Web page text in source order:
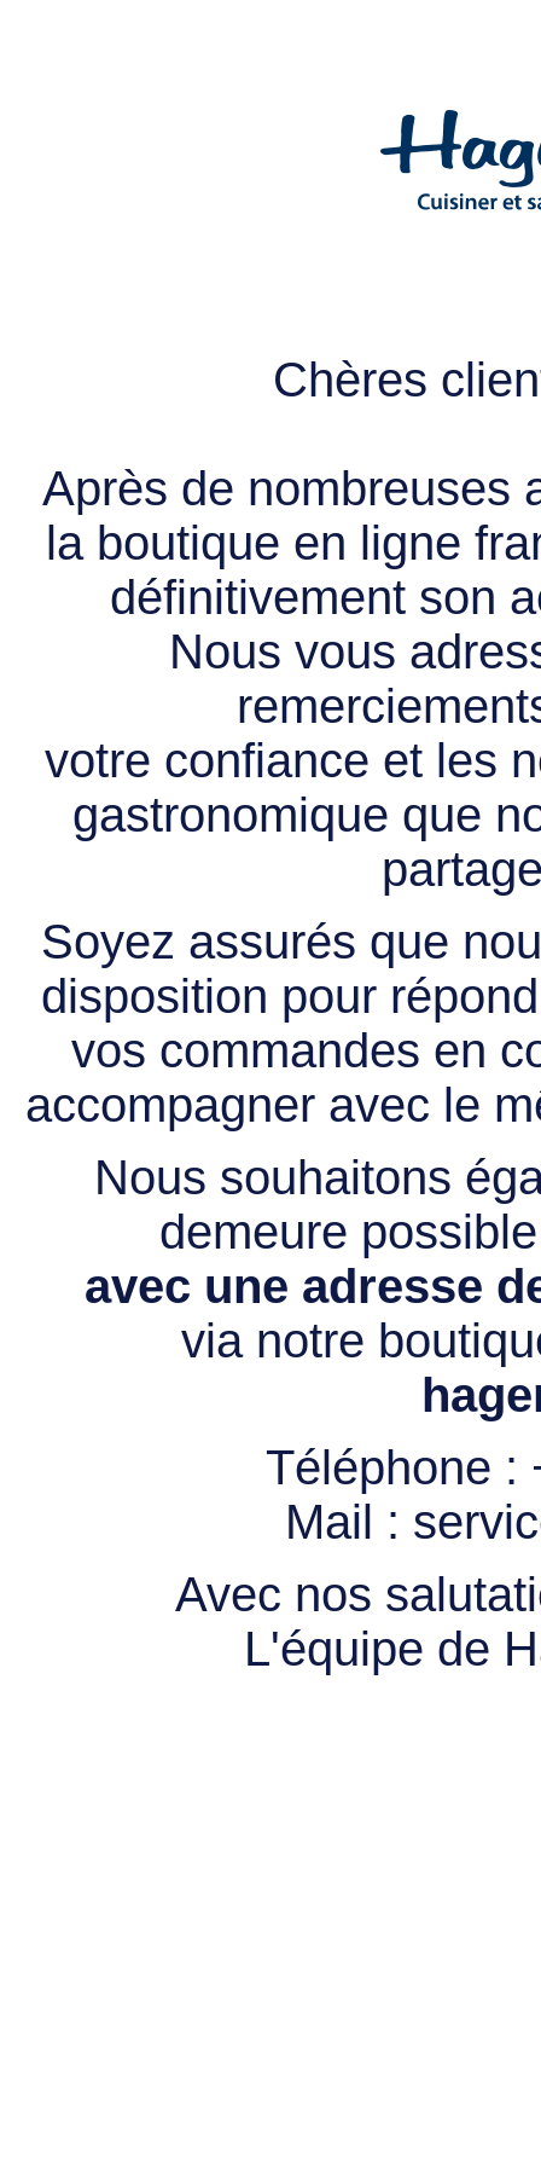
Chères
Après de nombreuses
la boutique en ligne
définitivement son
Nous vous
votre confiance et les
gastronomique que
Soyez assurés que
disposition pour
vos commandes en
accompagner avec le
Nous souhaitons
demeure
avec une adresse
via notre
Téléphone :
Mail :
Avec nos
L'équipe de